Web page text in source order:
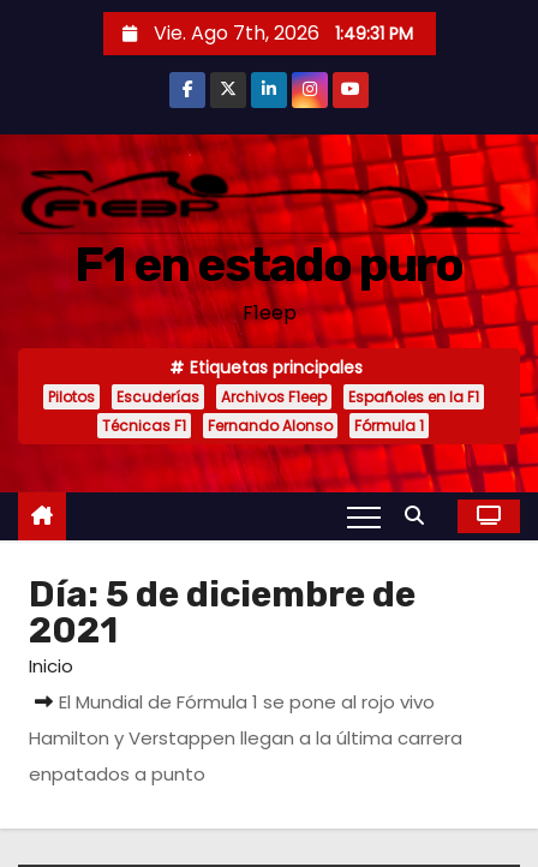
i
Vie. Ago 7th, 2026 1:49:33 PM
F1 en estado puro
F1eep
Etiquetas principales
Pilotos Escuderías Archivos F1eep
Españoles en la F1
Técnicas F1
Fernando Alonso Fórmula 1
Día: 5 de diciembre de
2021
Inicio
El Mundial de Fórmula 1 se pone al rojo vivo
Hamilton y Verstappen llegan a la última carrera
enpatados a punto